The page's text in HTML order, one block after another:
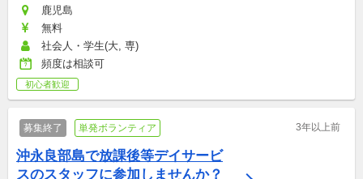
鹿児島
無料
社会人・学生(大, 専)
頻度は相談可
初心者歓迎
募集終了 単発ボランティア 3年以上前
沖永良部島で放課後等デイサービ
スのスタッフに参加しませんか？